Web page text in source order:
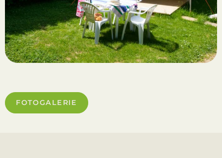
FOTOGALERIE